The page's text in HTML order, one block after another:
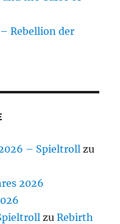
Rebellion der
– Spieltroll zu
2026
zuRebirth